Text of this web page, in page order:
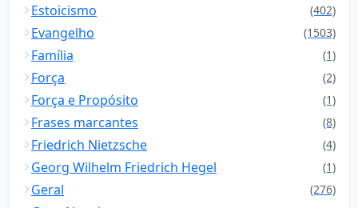
Estoicismo (402)
Evangelho (1503)
Família (1)
Força (2)
Força e Propósito (1)
Frases marcantes (8)
Friedrich Nietzsche (4)
Georg Wilhelm Friedrich Hegel (1)
Geral (276)